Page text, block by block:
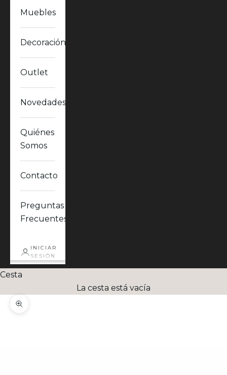
Muebles
Decoración
Outlet
Novedades
Quiénes
Somos
Contacto
Preguntas
Frecuentes
INICIAR
SESIÓN
Cesta
La cesta está vacía
Zoom